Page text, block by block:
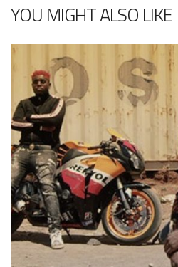
YOU MIGHT ALSO LIKE